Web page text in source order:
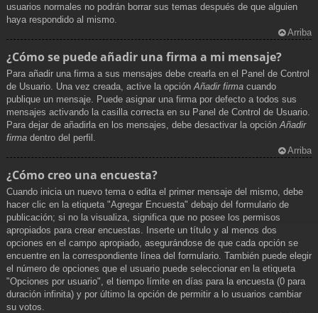
usuarios normales no podrán borrar sus temas después de que alguien
haya respondido al mismo.
Arriba
¿Cómo se puede añadir una firma a mi mensaje?
Para añadir una firma a sus mensajes debe crearla en el Panel de Control
de Usuario. Una vez creada, active la opción Añadir firma cuando
publique un mensaje. Puede asignar una firma por defecto a todos sus
mensajes activando la casilla correcta en su Panel de Control de Usuario.
Para dejar de añadirla en los mensajes, debe desactivar la opción Añadir
firma dentro del perfil.
Arriba
¿Cómo creo una encuesta?
Cuando inicia un nuevo tema o edita el primer mensaje del mismo, debe
hacer clic en la etiqueta "Agregar Encuesta" debajo del formulario de
publicación; si no la visualiza, significa que no posee los permisos
apropiados para crear encuestas. Inserte un título y al menos dos
opciones en el campo apropiado, asegurándose de que cada opción se
encuentre en la correspondiente línea del formulario. También puede elegir
el número de opciones que el usuario puede seleccionar en la etiqueta
"Opciones por usuario", el tiempo límite en días para la encuesta (0 para
duración infinita) y por último la opción de permitir a lo usuarios cambiar
su votos.